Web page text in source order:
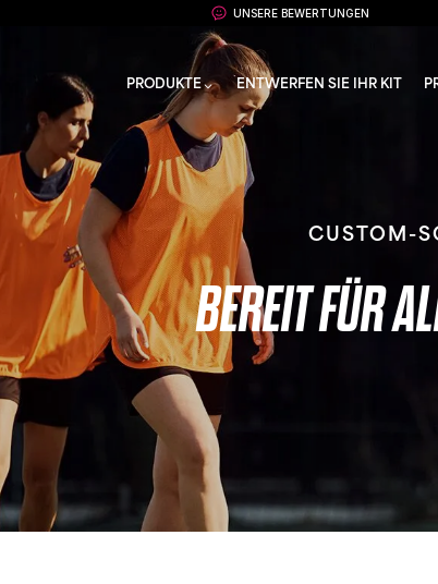
UNSERE BEWERTUNGEN
PRODUKTE ENTWERFEN SIE IHR KIT
CUSTOM-
BEREIT FÜR